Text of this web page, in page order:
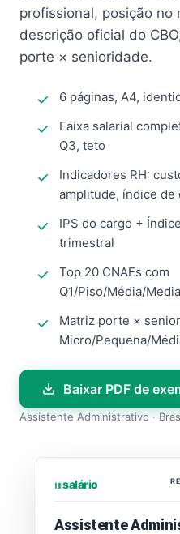
profissional, posição no
descrição oficial do
porte × senioridade.
6 páginas, A4,
Faixa salarial
Q3, teto
Indicadores RH:
amplitude, índice de
IPS do cargo +
trimestral
Top 20 CNAEs com
Q1/Piso/Média/
Matriz porte ×
Micro/Pequena/
Baixar PDF de
Assistente Administrativo ·
⏐⏐⏐ salário
Assistente